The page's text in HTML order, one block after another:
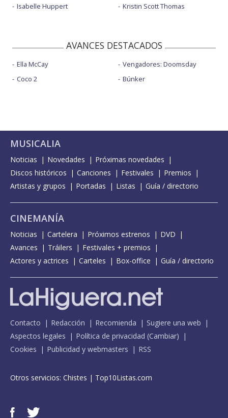
Isabelle Huppert
Kristin Scott Thomas
AVANCES DESTACADOS
Ella McCay
Coco 2
Vengadores: Doomsday
Búnker
MUSICALIA
Noticias Novedades
Próximas novedades
Discos históricos
Canciones Festivales
Premios
Artistas y grupos
Portadas Listas Guía / directorio
CINEMANÍA
Noticias Cartelera Próximos estrenos
DVD
Avances
Tráilers
Festivales + premios
Actores y actrices
Carteles Box-office Guía / directorio
Contacto Redacción Recomienda
Sugiere una web
Aspectos legales
Política de privacidad (Cambiar)
Cookies
Publicidad y webmasters RSS
Otros servicios: Chistes | Top10Listas.com